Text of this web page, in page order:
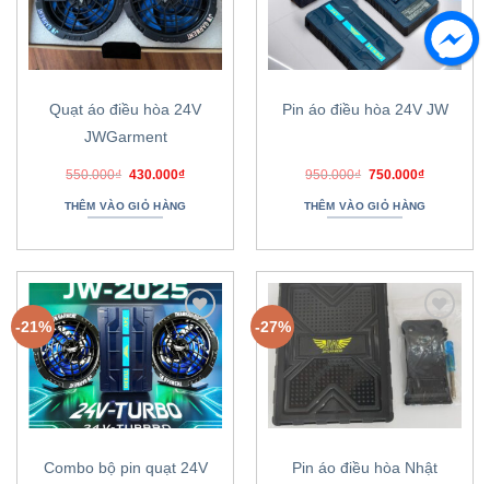
danh
sách
ưa
thích
Quạt áo điều hòa 24V
JWGarment
550.000₫ Giá
là:
550.000₫.
430.000₫Giá
tại
là:
THÊM VÀO GIỎ HÀNG
danh
sách
ưa
thích
Pin áo điều hòa 24V JW
950.000₫ Giá
là:
950.000₫.
750.000₫Giá
tại
là:
THÊM VÀO GIỎ HÀNG
-21%
Thêm
vào
danh
sách
ưa
thích
Combo bộ pin quạt 24V
-27%
Thêm
vào
danh
sách
thích
Pin áo điều hòa Nhật